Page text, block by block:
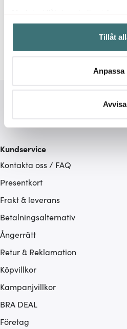
Samla in information om
kan ha en noggrannhet på
Identifiera din enhet
Ta reda på mer om hur dina
Du kan ändra eller dra tillbaka
ska anpassas efter det som vi
gör också att vi kan analysera
som du vill dela med dig av.
Tillåt
Anpassa
Avvisa
Kundservice
Kontakta oss / FAQ
Presentkort
Frakt & leverans
Betalningsalternativ
Ångerrätt
Retur & Reklamation
Köpvillkor
Kampanjvillkor
BRA DEAL
Företag